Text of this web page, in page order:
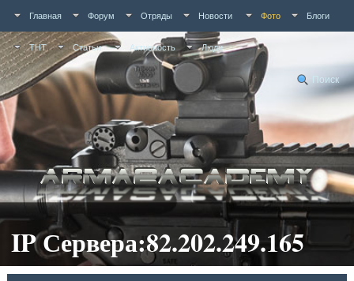
Главная Форум Отряды Новости Фото Блоги
ТНТ Статьи Активность Люди
Поиск
IP Сервера:82.202.249.165